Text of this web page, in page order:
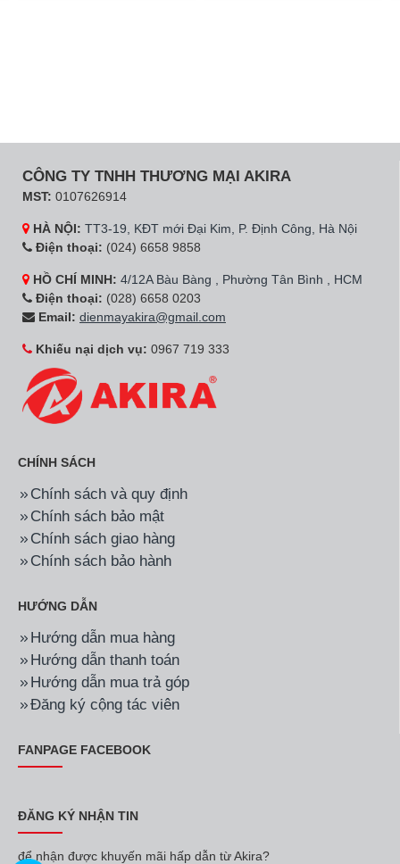
CÔNG TY TNHH THƯƠNG MẠI AKIRA
MST: 0107626914
HÀ NỘI: TT3-19, KĐT mới Đại Kim, P. Định Công, Hà Nội
Điện thoại: (024) 6658 9858
HỒ CHÍ MINH: 4/12A Bàu Bàng , Phường Tân Bình , HCM
Điện thoại: (028) 6658 0203
Email: dienmayakira@gmail.com
Khiếu nại dịch vụ: 0967 719 333
CHÍNH SÁCH
Chính sách và quy định
Chính sách bảo mật
Chính sách giao hàng
Chính sách bảo hành
HƯỚNG DẪN
Hướng dẫn mua hàng
Hướng dẫn thanh toán
Hướng dẫn mua trả góp
Đăng ký cộng tác viên
FANPAGE FACEBOOK
ĐĂNG KÝ NHẬN TIN
để nhận được khuyến mãi hấp dẫn từ Akira?